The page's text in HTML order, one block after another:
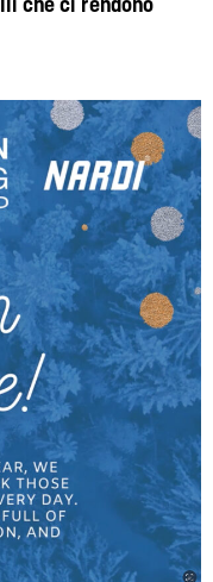
che ci rendono